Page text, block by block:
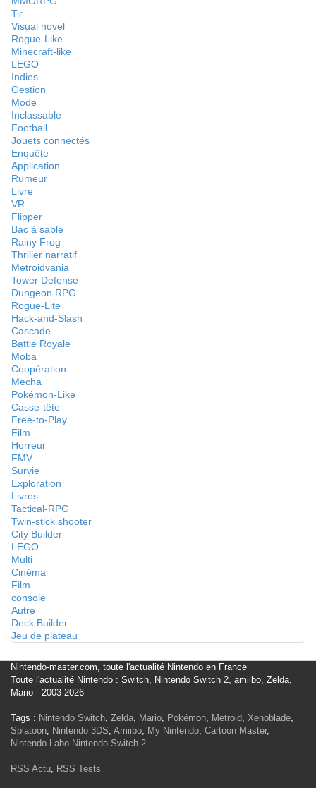
Tir
Visual novel
Rogue-Like
Minecraft-like
LEGO
Indies
Gestion
Mode
Inclassable
Football
Jouets connectés
Enquête
Application
Rumeur
Livre
VR
Flipper
Bac à sable
Rainy Frog
Thriller narratif
Metroidvania
Tower Defense
Dungeon RPG
Rogue-Lite
Hack-and-Slash
Cascade
Battle Royale
Moba
Coopération
Mecha
Pokémon-Like
Casse-tête
Free-to-Play
Film
Horreur
FMV
Survie
Exploration
Livres
Tactical-RPG
Twin-stick shooter
City Builder
LEGO
Multi
Cinéma
Film
console
Autre
Deck Builder
Jeu de plateau
Nintendo-master.com, toute l'actualité Nintendo en France
Toute l'actualité Nintendo : Switch, Nintendo Switch 2, amiibo, Zelda,
Mario - 2003-2026
Tags : Nintendo Switch, Zelda, Mario, Pokémon, Metroid, Xenoblade,
Splatoon, Nintendo 3DS, Amiibo, My Nintendo, Cartoon Master,
Nintendo Labo Nintendo Switch 2
RSS Actu, RSS Tests